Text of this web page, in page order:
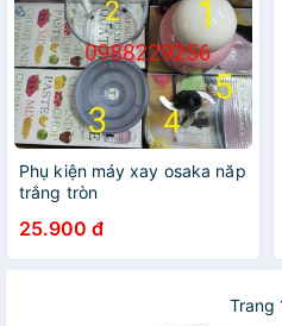
Phụ kiện máy xay osaka năp
trắng tròn
25.900 đ
Trang